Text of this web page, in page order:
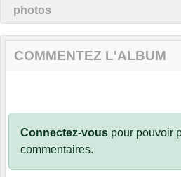
photos
COMMENTEZ L'ALBUM
Connectez-vous pour pouvoir
commentaires.